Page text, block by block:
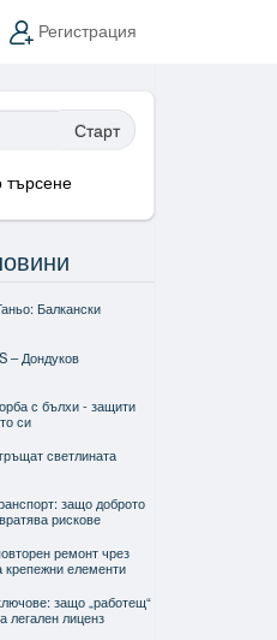
Регистрация
Старт
Балкански
– Дондуков
с бълхи - защити
си
светлината
защо доброто
рискове
ремонт чрез
крепежни елементи
защо „работещ“
легален лиценз